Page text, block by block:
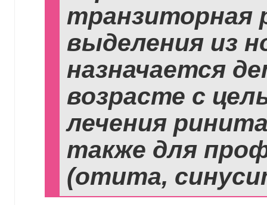
транзиторная
выделения из
назначается
возрасте с
лечения
также для
(отита,